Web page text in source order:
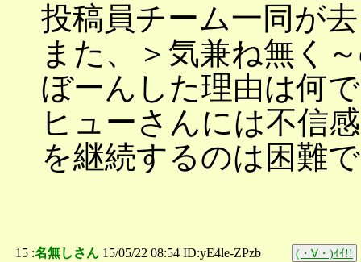
投稿員チーム一同が
また、＞気兼ね無く
ぼーんした理由は何
ヒューさんには不信
を継続するのは困難
15 :名無しさん 15/05/22 08:54 ID:yE4le-ZPzb (・∀・)ｲｲ!!